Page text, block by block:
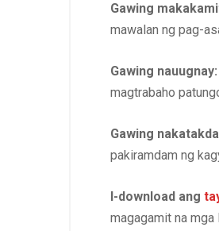
Gawing
mawalan ng pag-
Gawing nauugnay:
magtrabaho
Gawing
pakiramdam ng
I-download ang
magagamit na mga